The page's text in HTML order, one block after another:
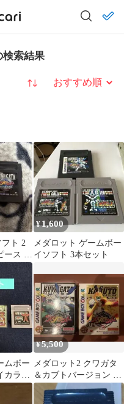
索結果
並び替え
ト 2
ース メ
ター
¥1,600
メダロット ゲームボー
イソフト 3本セット
ムボー
カラー
ト
¥5,500
メダロット2 クワガタ
＆カブトバージョン ゲ
ームボーイカラー 初
回限定版